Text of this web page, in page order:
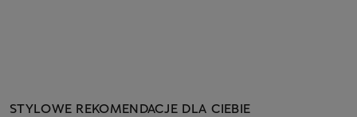
STYLOWE REKOMENDACJE DLA CIEBIE